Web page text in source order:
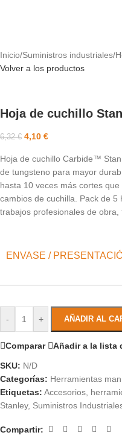
Inicio/Suministros industriales/
Volver a los productos
Hoja de cuchillo
6,32€ 4,10 €
Hoja de cuchillo Carbide™
de tungsteno para mayor
hasta 10 veces más cortes
cambios de cuchilla. Pack de
trabajos profesionales de
ENVASE /
- + AÑADIR AL
Comparar Añadir a la lista
SKU: N/D
Categorías: Herramientas
Etiquetas: Accesorios,
Stanley, Suministros
Compartir: